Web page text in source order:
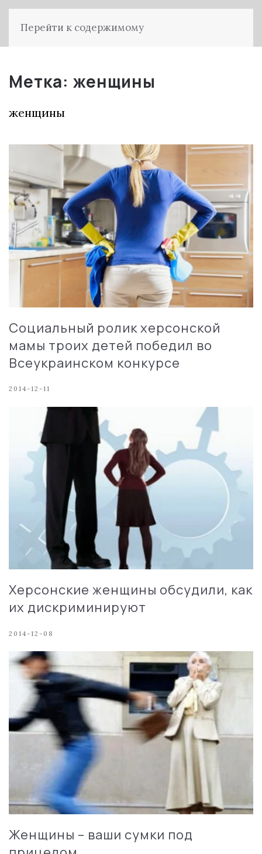
Перейти к содержимому
Метка: женщины
женщины
Социальный ролик херсонской
мамы троих детей победил во
Всеукраинском конкурсе
2014-12-11
Херсонские женщины обсудили, как
их дискриминируют
2014-12-08
Женщины – ваши сумки под